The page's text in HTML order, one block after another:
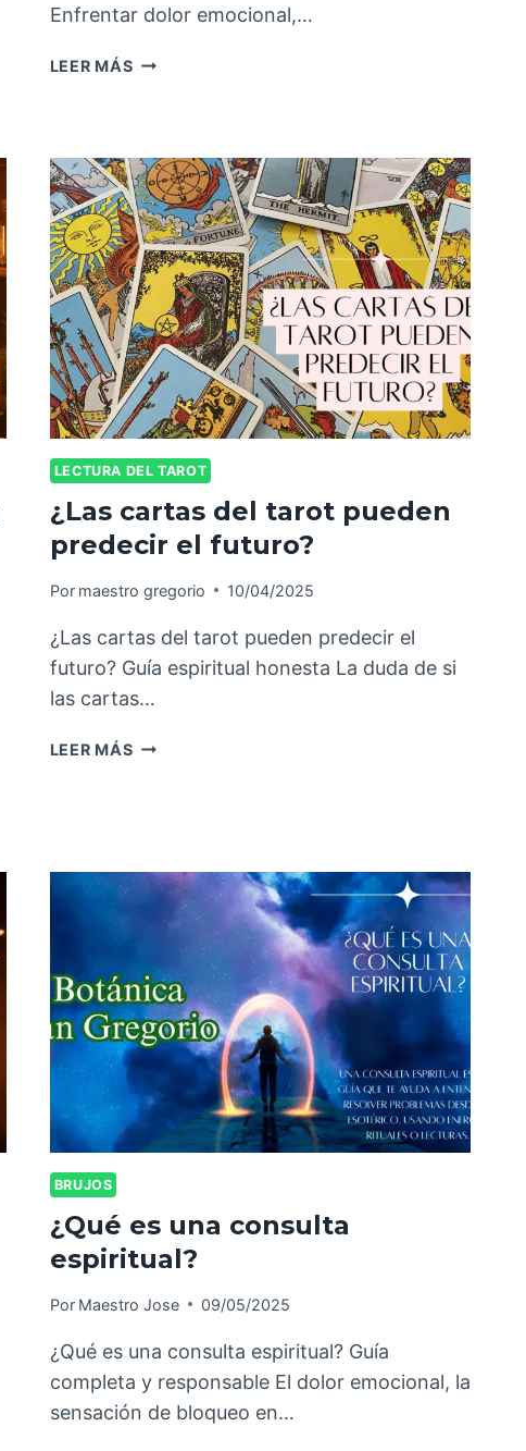
Enfrentar dolor emocional,…
LEER MÁS
LECTURA DEL TAROT
¿Las cartas del tarot pueden
predecir el futuro?
Por maestro gregorio 10/04/2025
¿Las cartas del tarot pueden predecir el
futuro? Guía espiritual honesta La duda de si
las cartas…
LEER MÁS
BRUJOS
¿Qué es una consulta
espiritual?
Por Maestro Jose 09/05/2025
¿Qué es una consulta espiritual? Guía
completa y responsable El dolor emocional, la
sensación de bloqueo en…